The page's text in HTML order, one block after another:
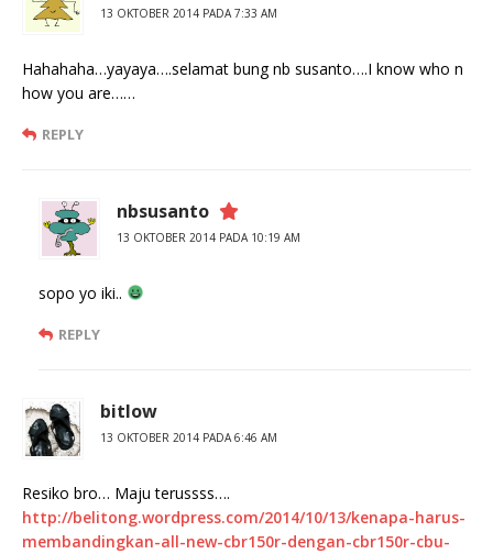
13 OKTOBER 2014 PADA 7:33 AM
Hahahaha…yayaya….selamat bung nb susanto….I know who n
how you are……
REPLY
nbsusanto
13 OKTOBER 2014 PADA 10:19 AM
sopo yo iki..
REPLY
bitlow
13 OKTOBER 2014 PADA 6:46 AM
Resiko bro… Maju terussss….
http://belitong.wordpress.com/2014/10/13/kenapa-harus-
membandingkan-all-new-cbr150r-dengan-cbr150r-cbu-